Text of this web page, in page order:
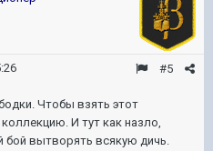
#5
Чтобы взять этот
И тут как назло,
бой вытворять всякую дичь.